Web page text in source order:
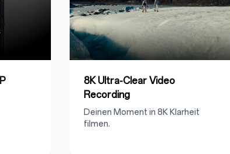
8K Ultra-Clear Video
Recording
Deinen Moment in 8K Klarheit
filmen.